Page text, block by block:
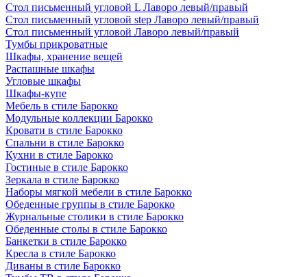
Стол письменный угловой L Лаворо левый/правый
Стол письменный угловой step Лаворо левый/правый
Стол письменный угловой Лаворо левый/правый
Тумбы прикроватные
Шкафы, хранение вещей
Распашные шкафы
Угловые шкафы
Шкафы-купе
Мебель в стиле Барокко
Модульные коллекции Барокко
Кровати в стиле Барокко
Спальни в стиле Барокко
Кухни в стиле Барокко
Гостиные в стиле Барокко
Зеркала в стиле Барокко
Наборы мягкой мебели в стиле Барокко
Обеденные группы в стиле Барокко
Журнальные столики в стиле Барокко
Обеденные столы в стиле Барокко
Банкетки в стиле Барокко
Кресла в стиле Барокко
Диваны в стиле Барокко